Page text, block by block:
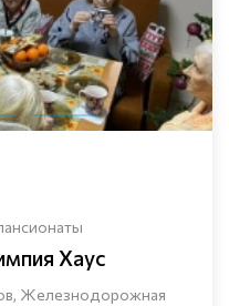
Хаус
Железнодорожная